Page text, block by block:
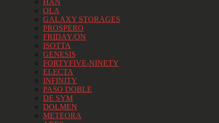
HAN
OLA
GALAXY STORAGES
PROSPERO
FRIDAY/ON
ISOTTA
GENESIS
FORTYFIVE-NINETY
ELECTA
INFINITY
PASO DOBLE
DE SYM
DOLMEN
METEORA